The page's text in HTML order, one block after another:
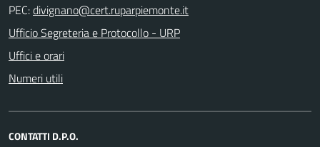
PEC:
Ufficio Segreteria e Protocollo - URP
Uffici e orari
Numeri utili
CONTATTI D.P.O.